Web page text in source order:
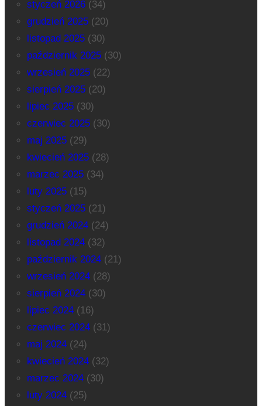
styczeń 2026(34)
grudzień 2025(20)
listopad 2025(30)
październik 2025(30)
wrzesień 2025(22)
sierpień 2025(20)
lipiec 2025(30)
czerwiec 2025(30)
maj 2025(29)
kwiecień 2025(28)
marzec 2025(34)
luty 2025(15)
styczeń 2025(21)
grudzień 2024(24)
listopad 2024(32)
październik 2024(21)
wrzesień 2024(28)
sierpień 2024(30)
lipiec 2024(16)
czerwiec 2024(31)
maj 2024(24)
kwiecień 2024(32)
marzec 2024(30)
luty 2024(25)